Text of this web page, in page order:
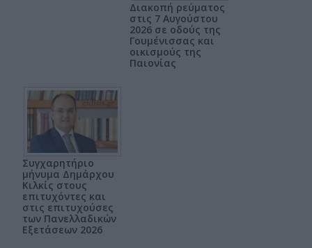
Διακοπή ρεύματος
στις 7 Αυγούστου
2026 σε οδούς της
Γουμένισσας και
οικισμούς της
Παιονίας
Συγχαρητήριο
μήνυμα Δημάρχου
Κιλκίς στους
επιτυχόντες και
στις επιτυχούσες
των Πανελλαδικών
Εξετάσεων 2026